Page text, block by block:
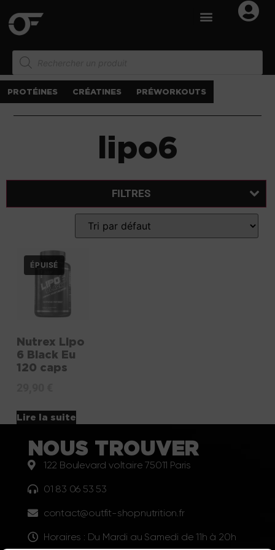
PROTÉINES CRÉATINES PRÉWORKOUTS
lipo6
FILTRES
Nutrex Lipo
6 Black Eu
120 caps
Lire la suite
NOUS TROUVER
122 Boulevard voltaire 75011 Paris
01 83 06 53 53
contact@outfit-shopnutrition.fr
Horaires : Du Mardi au Samedi de 11h à 20h